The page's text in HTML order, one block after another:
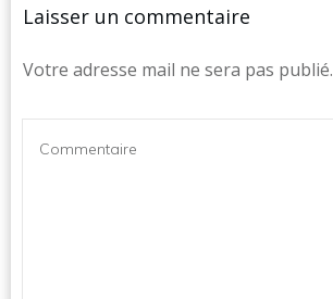
Laisser un commentaire
Votre adresse mail ne sera pas publié.